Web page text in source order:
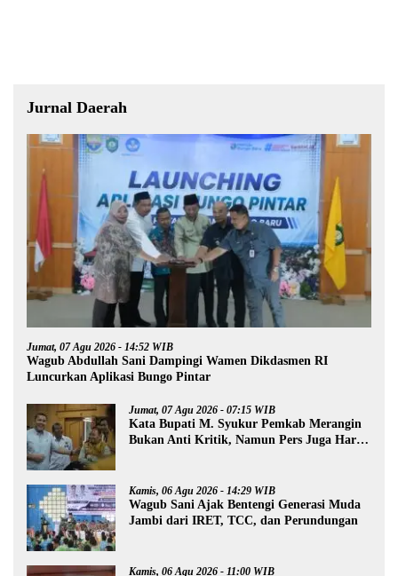
Jurnal Daerah
Jumat, 07 Agu 2026 - 14:52 WIB
Wagub Abdullah Sani Dampingi Wamen Dikdasmen RI
Luncurkan Aplikasi Bungo Pintar
Jumat, 07 Agu 2026 - 07:15 WIB
Kata Bupati M. Syukur Pemkab Merangin
Bukan Anti Kritik, Namun Pers Juga Harus
Kamis, 06 Agu 2026 - 14:29 WIB
Wagub Sani Ajak Bentengi Generasi Muda
Jambi dari IRET, TCC, dan Perundungan
Kamis, 06 Agu 2026 - 11:00 WIB